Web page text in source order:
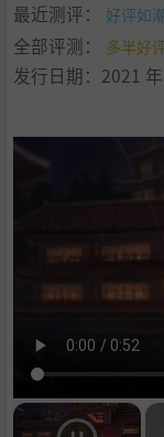
最近测评：
好评如
全部评测： 多半好
发行日期：2021